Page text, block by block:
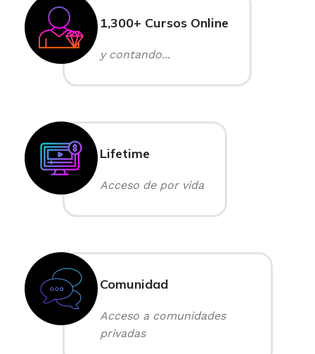
1,300+ Cursos Online
y contando...
Lifetime
Acceso de por vida
Comunidad
Acceso a comunidades
privadas